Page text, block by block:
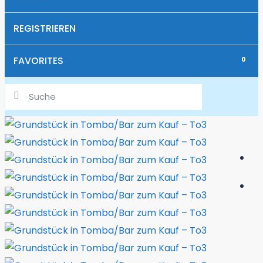
LIEGEPLATZ IN MONTENEGRO
WIEVIEL IST MEINE IMMOBILIE WERT?
WIR VERKAUFEN IHRE IMMOBILIE
REGISTRIEREN
FAVORITES 0